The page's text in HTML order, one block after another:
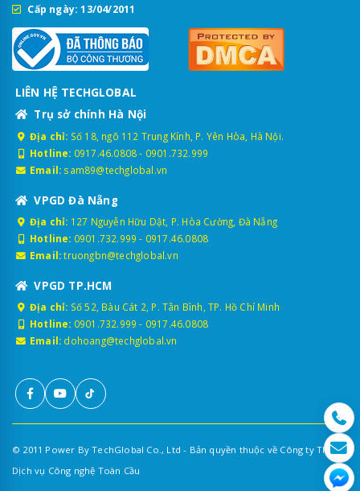
Cấp ngày: 13/04/2011
LIÊN HỆ TECHGLOBAL
Trụ sở chính Hà Nội
Địa chỉ: Số 18, ngõ 112 Trung Kính, P. Yên Hòa, Hà Nội.
Hotline: 0917.46.0808- 0901.732.999
Email: sam89@techglobal.vn
VPGD Đà Nẵng
Địa chỉ: 127 Nguyễn Hữu Dật, P. Hòa Cường, Đà Nẵng
Hotline: 0901.732.999 - 0917.46.0808
Email: truongbn@techglobal.vn
VPGD TP.HCM
Địa chỉ: Số 52, Bàu Cát 2, P. Tân Bình, TP. Hồ Chí Minh
Hotline: 0901.732.999 - 0917.46.0808
Email: dohoang@techglobal.vn
© 2011 Power By TechGlobal Co., Ltd - Bản quyền thuộc về Công ty TNHH
Dịch vụ Công nghệ Toàn Cầu